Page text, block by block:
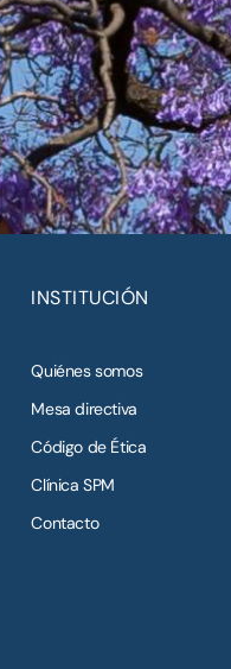
INSTITUCIÓN
Quiénes somos
Mesa directiva
Código de Ética
Clínica SPM
Contacto